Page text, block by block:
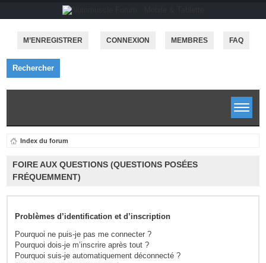
M’ENREGISTRER CONNEXION MEMBRES FAQ
Rechercher
Index du forum
FOIRE AUX QUESTIONS (QUESTIONS POSÉES
FRÉQUEMMENT)
Problèmes d’identification et d’inscription
Pourquoi ne puis-je pas me connecter ?
Pourquoi dois-je m’inscrire après tout ?
Pourquoi suis-je automatiquement déconnecté ?